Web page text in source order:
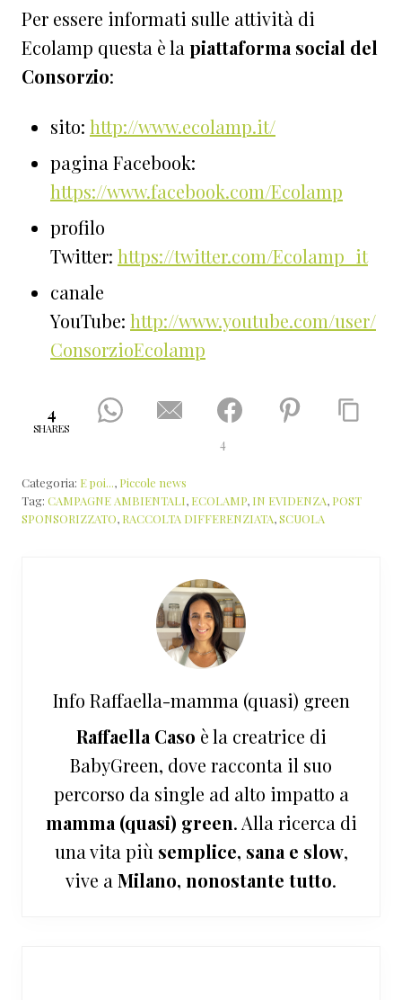
Per essere informati sulle attività di
Ecolamp questa è la piattaforma social del
Consorzio:
sito: http://www.ecolamp.it/
pagina Facebook:
https://www.facebook.com/Ecolamp
profilo
Twitter: https://twitter.com/Ecolamp_it
canale
YouTube: http://www.youtube.com/user/
ConsorzioEcolamp
4
SHARES
4
Categoria: E poi..., Piccole news
Tag: CAMPAGNE AMBIENTALI, ECOLAMP, IN EVIDENZA, POST
SPONSORIZZATO, RACCOLTA DIFFERENZIATA,SCUOLA
Info Raffaella-mamma (quasi) green
Raffaella Caso è la creatrice di
BabyGreen, dove racconta il suo
percorso da single ad alto impatto a
mamma (quasi) green. Alla ricerca di
una vita più semplice, sana e slow,
vive a Milano, nonostante tutto.